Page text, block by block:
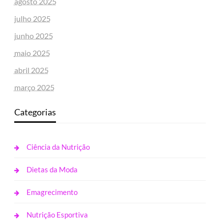
julho 2025
junho 2025
maio 2025
abril 2025
março 2025
Categorias
Ciência da Nutrição
Dietas da Moda
Emagrecimento
Nutrição Esportiva